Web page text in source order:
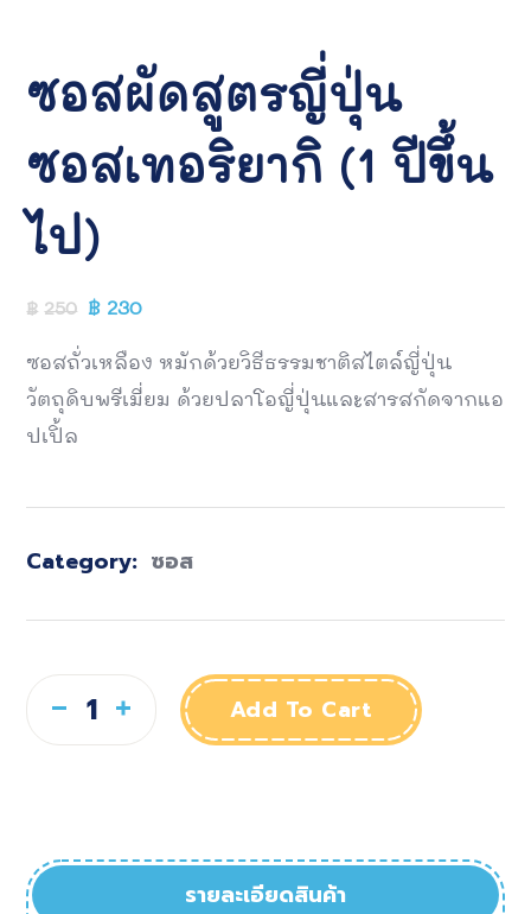
ซอสผัดสูตรญี่ปุ่น
ซอสเทอริยากิ (1 ปีขึ้น
ไป)
฿ 250 ฿ 230
ซอสถั่วเหลือง หมักด้วยวิธีธรรมชาติสไตล์ญี่ปุ่น
วัตถุดิบพรีเมี่ยม ด้วยปลาโอญี่ปุ่นและสารสกัดจากแอ
ปเปิ้ล
Category: ซอส
Add To Cart
รายละเอียดสินค้า